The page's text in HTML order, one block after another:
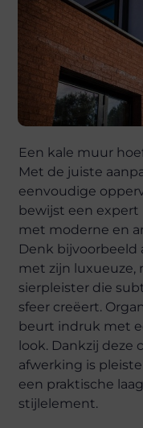
Een kale muur
Met de juiste
eenvoudige
bewijst een
met moderne en
Denk bijvoorbeeld
met zijn luxueuze,
sierpleister die
sfeer creëert.
beurt indruk met
look. Dankzij deze
afwerking is
een praktische
stijlelement.